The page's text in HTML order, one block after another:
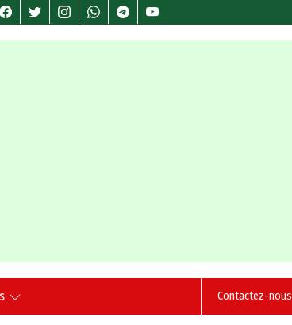
Contactez-nous